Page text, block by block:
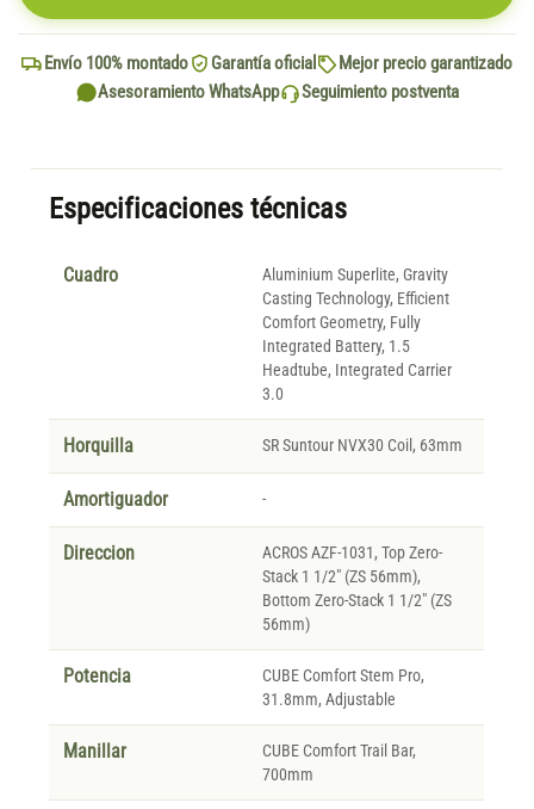
Envío 100% montado Garantía oficial
Mejor precio garantizado
Asesoramiento WhatsApp
Seguimiento postventa
Especificaciones técnicas
Cuadro
Aluminium Superlite, Gravity
Casting Technology, Efficient
Comfort Geometry, Fully
Integrated Battery, 1.5
Headtube, Integrated Carrier
3.0
Horquilla SR Suntour NVX30 Coil, 63mm
Amortiguador -
Direccion
ACROS AZF-1031, Top Zero-
Stack 1 1/2" (ZS 56mm),
Bottom Zero-Stack 1 1/2" (ZS
56mm)
Potencia
CUBE Comfort Stem Pro,
31.8mm, Adjustable
Manillar
CUBE Comfort Trail Bar,
700mm